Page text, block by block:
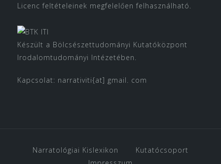
Licenc feltételeinek megfelelően felhasználható.
Készült a Bölcsészettudományi Kutatóközpont
Irodalomtudományi Intézetében.
Kapcsolat: narrativiti{at] gmail. com
Narratológiai Kislexikon
Kutatócsoport